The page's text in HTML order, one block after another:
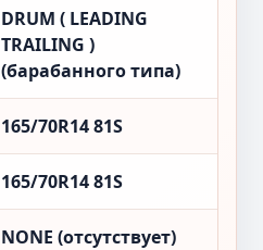
DRUM ( LEADING
TRAILING )
(барабанного типа)
165/70R14 81S
165/70R14 81S
NONE (отсутствует)